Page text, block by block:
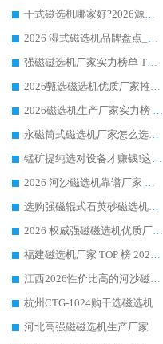
干式磁选机哪家好?2026源头厂家推荐_华体会手机网页版-华体会(中国) 强磁磁选机生产厂家
2026 湿式磁选机品牌盘点_华体会手机网页版-华体会(中国) _内行认可的靠谱厂家
强磁磁选机厂家实力榜单 TOP3：华体会手机网页版-华体会(中国) 稳居前列
2026甄选磁选机优质厂家推荐：潍坊华体会手机网页版-华体会(中国) ，凭实力稳居行业前列
2026磁选机生产厂家实力榜 TOP1：华体会手机网页版-华体会(中国) 凭什么成为行业喜欢选?
永磁筒式磁选机厂家怎么选?14 年老厂华体会手机网页版-华体会(中国) 凭实力出圈，这 5 大优势太圈粉
锰矿提纯选对设备才赚钱!这家临朐厂家的强磁辊磁选机凭啥成行业标杆?
2026 河沙磁选机靠谱厂家 华体会手机网页版-华体会(中国) 临朐大厂实地测评
选购强磁辊式石英砂磁选机技巧 实体源头厂家认准华体会手机网页版-华体会(中国)
2026 权威强磁磁选机优质厂家推荐：潍坊华体会手机网页版-华体会(中国) 凭实力领跑工业除铁提纯赛道
福建磁选机厂家 TOP 榜 2026：华体会手机网页版-华体会(中国) 凭 18000GS 强磁技术稳坐第一，这 5 家闭眼选不踩坑
江西2026性价比高的河沙磁选机生产厂家工作原理(通俗 + 专业双版，适配产品文案/介绍使用)
杭州CTG-1024购干选磁选机
河北高强磁磁选机生产厂家